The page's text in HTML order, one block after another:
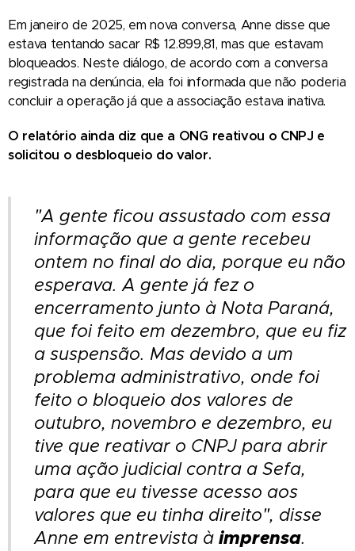
Em janeiro de 2025, em nova conversa, Anne disse que
estava tentando sacar R$ 12.899,81, mas que estavam
bloqueados. Neste diálogo, de acordo com a conversa
registrada na denúncia, ela foi informada que não poderia
concluir a operação já que a associação estava inativa.
O relatório ainda diz que a ONG reativou o CNPJ e
solicitou o desbloqueio do valor.
"A gente ficou assustado com essa
informação que a gente recebeu
ontem no final do dia, porque eu não
esperava. A gente já fez o
encerramento junto à Nota Paraná,
que foi feito em dezembro, que eu fiz
a suspensão. Mas devido a um
problema administrativo, onde foi
feito o bloqueio dos valores de
outubro, novembro e dezembro, eu
tive que reativar o CNPJ para abrir
uma ação judicial contra a Sefa,
para que eu tivesse acesso aos
valores que eu tinha direito", disse
Anne em entrevista à imprensa.